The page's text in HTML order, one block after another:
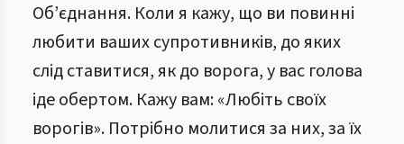
Об’єднання. Коли я кажу, що ви повинні
любити ваших супротивників, до яких
слід ставитися, як до ворога, у вас голова
іде обертом. Кажу вам: «Любіть своїх
ворогів». Потрібно молитися за них, за їх